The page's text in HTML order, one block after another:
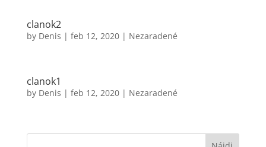
clanok2
by Denis | feb 12, 2020| Nezaradené
clanok1
by Denis | feb 12, 2020| Nezaradené